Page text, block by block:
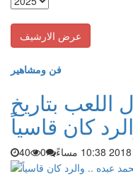
فن ومشاهير
اللعب بتاريخ
كان قاسياً
0
40